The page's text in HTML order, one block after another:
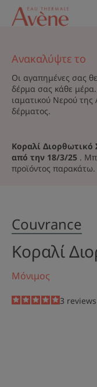
Κοραλί Διορθωτικό
από την 18/3/25 .
προϊόντος παρακάτω.
Ανακαλύψτε το
Οι αγαπημένες σας
δέρμα σας κάθε μέρα.
ιαματικού Νερού της
δέρματος.
Couvrance
Κοραλί
Μόνιμος
5
/5
3 reviews